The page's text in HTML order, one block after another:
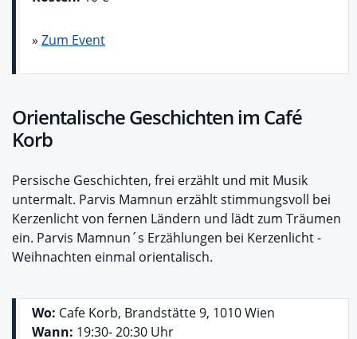
» Zum Event
Orientalische Geschichten im Café
Korb
Persische Geschichten, frei erzählt und mit Musik
untermalt. Parvis Mamnun erzählt stimmungsvoll bei
Kerzenlicht von fernen Ländern und lädt zum Träumen
ein. Parvis Mamnun´s Erzählungen bei Kerzenlicht -
Weihnachten einmal orientalisch.
Wo: Cafe Korb, Brandstätte 9, 1010 Wien
Wann: 19:30- 20:30 Uhr